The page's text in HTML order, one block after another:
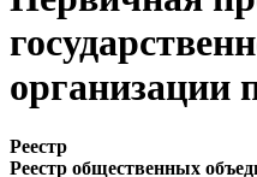
организации
Реестр
Реестр общественных